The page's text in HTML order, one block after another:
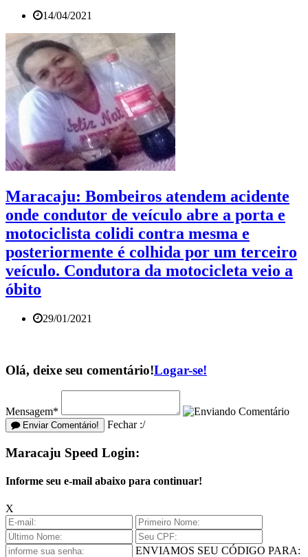
14/04/2021
Maracaju: Bombeiros atendem acidente
onde condutor de veículo abre a porta e
motociclista colidi contra mesma e
posteriormente é colhida por um terceiro
veículo. Condutora da motocicleta veio a
óbito
29/01/2021
Olá, deixe seu comentário!Logar-se!
Mensagem*
Enviar Comentário! Fechar :/
Maracaju Speed Login:
Informe seu e-mail abaixo para continuar!
X
ENVIAMOS SEU CÓDIGO PARA: